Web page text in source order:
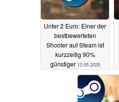
Unter 2 Euro: Einer der
bestbewerteten
Shooter auf Steam ist
kurzzeitig 90%
günstiger 13.05.2025